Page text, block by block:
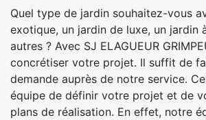
Quel type de jardin souhaitez-vous
exotique, un jardin de luxe, un jardin
autres ? Avec SJ ELAGUEUR
concrétiser votre projet. Il suffit de
demande auprès de notre service.
équipe de définir votre projet et de
plans de réalisation. En effet, notre